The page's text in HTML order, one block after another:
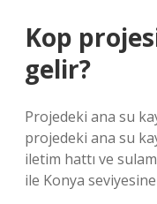
Kop
gelir?
Projedeki ana su
projedeki ana su
iletim hattı ve
ile Konya